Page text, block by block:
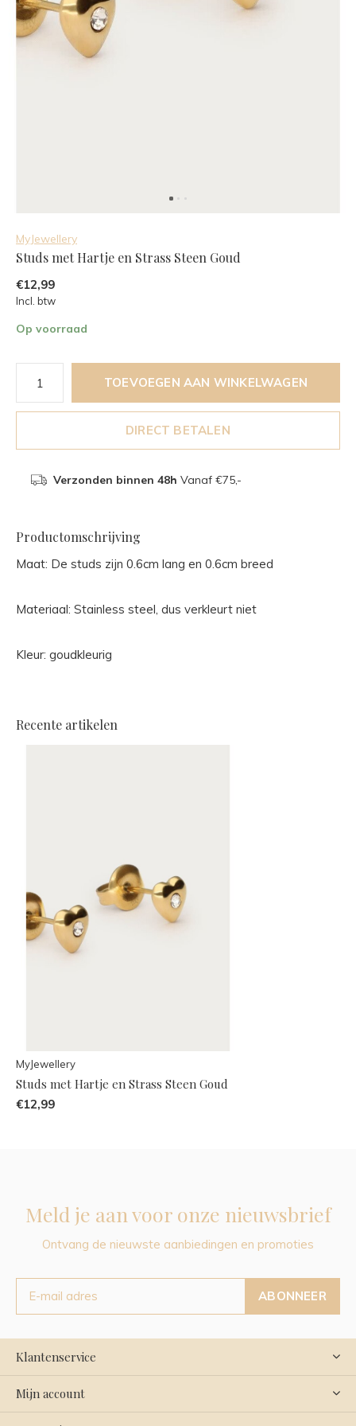
MyJewellery
Studs met Hartje en Strass Steen Goud
€12,99
Incl. btw
Op voorraad
TOEVOEGEN AAN WINKELWAGEN
DIRECT BETALEN
Verzonden binnen 48h Vanaf €75,-
Productomschrijving
Maat: De studs zijn 0.6cm lang en 0.6cm breed
Materiaal: Stainless steel, dus verkleurt niet
Kleur: goudkleurig
Recente artikelen
MyJewellery
Studs met Hartje en Strass Steen Goud
€12,99
Meld je aan voor onze nieuwsbrief
Ontvang de nieuwste aanbiedingen en promoties
ABONNEER
Klantenservice
Mijn account